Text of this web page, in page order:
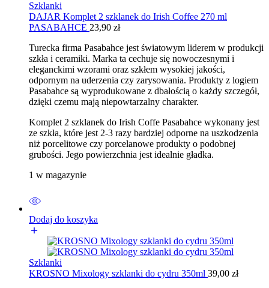
Szklanki
DAJAR Komplet 2 szklanek do Irish Coffee 270 ml
PASABAHCE 23,90 zł
Turecka firma Pasabahce jest światowym liderem w produkcji
szkła i ceramiki. Marka ta cechuje się nowoczesnymi i
eleganckimi wzorami oraz szkłem wysokiej jakości,
odpornym na uderzenia czy zarysowania. Produkty z logiem
Pasabahce są wyprodukowane z dbałością o każdy szczegół,
dzięki czemu mają niepowtarzalny charakter.
Komplet 2 szklanek do Irish Coffe Pasabahce wykonany jest
ze szkła, które jest 2-3 razy bardziej odporne na uszkodzenia
niż porcelitowe czy porcelanowe produkty o podobnej
grubości. Jego powierzchnia jest idealnie gładka.
1 w magazynie
Dodaj do koszyka
Szklanki
KROSNO Mixology szklanki do cydru 350ml 39,00 zł